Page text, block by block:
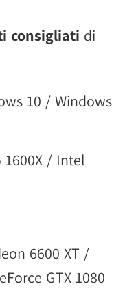
consigliati di
10 / Windows
1600X / Intel
6600 XT /
GTX 1080